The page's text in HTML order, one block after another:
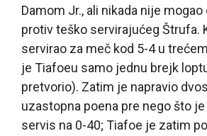
Damom Jr., ali nikada nije
protiv teško servirajućeg Štrufa.
servirao za meč kod 5-4 u
je Tiafoeu samo jednu brejk
pretvorio). Zatim je napravio
uzastopna poena pre nego što
servis na 0-40; Tiafoe je zatim